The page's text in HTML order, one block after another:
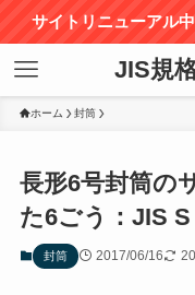
サイトリニューアル
JIS規
ホーム 封筒
長形6号封筒の
た6ごう：JIS S
封筒 2017/06/16